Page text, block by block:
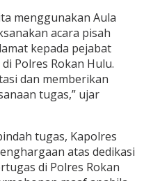
menggunakan Aula
acara pisah
kepada pejabat
Polres Rokan Hulu.
dan memberikan
tugas,” ujar
tugas, Kapolres
atas dedikasi
di Polres Rokan